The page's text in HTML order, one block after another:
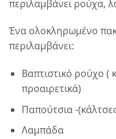
περιλαμβάνει ρούχα,
Ένα ολοκληρωμένο
περιλαμβάνει:
Βαπτιστικό ρούχο (
προαιρετικά)
Παπούτσια -
Λαμπάδα